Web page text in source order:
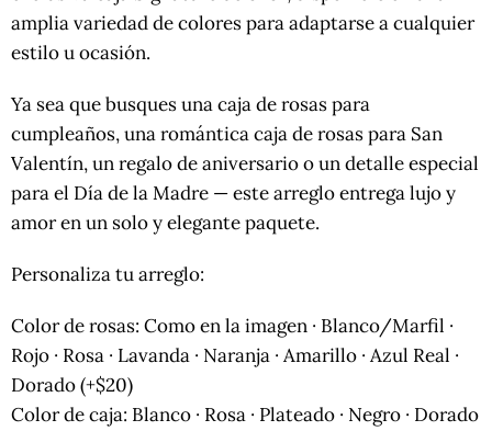
amplia variedad de colores para adaptarse a cualquier
estilo u ocasión.
Ya sea que busques una caja de rosas para
cumpleaños, una romántica caja de rosas para San
Valentín, un regalo de aniversario o un detalle especial
para el Día de la Madre — este arreglo entrega lujo y
amor en un solo y elegante paquete.
Personaliza tu arreglo:
Color de rosas: Como en la imagen · Blanco/Marfil ·
Rojo · Rosa · Lavanda · Naranja · Amarillo · Azul Real ·
Dorado (+$20)
Color de caja: Blanco · Rosa · Plateado · Negro · Dorado